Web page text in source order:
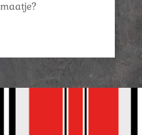
maatje?